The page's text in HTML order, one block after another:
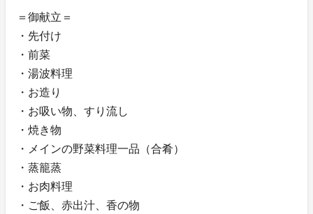
＝御献立＝
・先付け
・前菜
・湯波料理
・お造り
・お吸い物、すり流し
・焼き物
・メインの野菜料理一品（合肴）
・蒸籠蒸
・お肉料理
・ご飯、赤出汁、香の物